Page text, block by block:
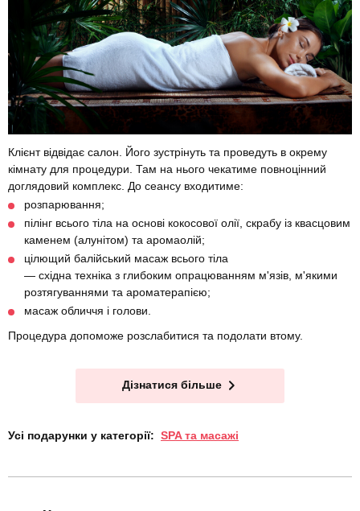
Клієнт відвідає салон. Його зустрінуть та проведуть в окрему
кімнату для процедури. Там на нього чекатиме повноцінний
доглядовий комплекс. До сеансу входитиме:
розпарювання;
пілінг всього тіла на основі кокосової олії, скрабу із квасцовим
каменем (алунітом) та аромаолій;
цілющий балійський масаж всього тіла
— східна техніка з глибоким опрацюванням м'язів, м'якими
розтягуваннями та ароматерапією;
масаж обличчя і голови.
Процедура допоможе розслабитися та подолати втому.
Дізнатися більше
Усі подарунки у категорії: SPA та масажі